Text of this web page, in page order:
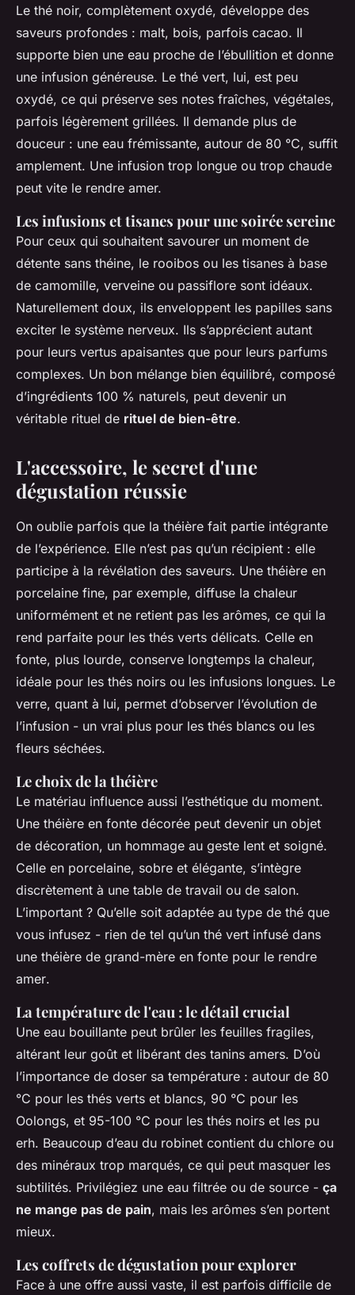
Le thé noir, complètement oxydé, développe des
saveurs profondes : malt, bois, parfois cacao. Il
supporte bien une eau proche de l’ébullition et donne
une infusion généreuse. Le thé vert, lui, est peu
oxydé, ce qui préserve ses notes fraîches, végétales,
parfois légèrement grillées. Il demande plus de
douceur : une eau frémissante, autour de 80 °C, suffit
amplement. Une infusion trop longue ou trop chaude
peut vite le rendre amer.
Les infusions et tisanes pour une soirée sereine
Pour ceux qui souhaitent savourer un moment de
détente sans théine, le rooibos ou les tisanes à base
de camomille, verveine ou passiflore sont idéaux.
Naturellement doux, ils enveloppent les papilles sans
exciter le système nerveux. Ils s’apprécient autant
pour leurs vertus apaisantes que pour leurs parfums
complexes. Un bon mélange bien équilibré, composé
d’ingrédients 100 % naturels, peut devenir un
véritable rituel de rituel de bien-être.
L'accessoire, le secret d'une
dégustation réussie
On oublie parfois que la théière fait partie intégrante
de l’expérience. Elle n’est pas qu’un récipient : elle
participe à la révélation des saveurs. Une théière en
porcelaine fine, par exemple, diffuse la chaleur
uniformément et ne retient pas les arômes, ce qui la
rend parfaite pour les thés verts délicats. Celle en
fonte, plus lourde, conserve longtemps la chaleur,
idéale pour les thés noirs ou les infusions longues. Le
verre, quant à lui, permet d’observer l’évolution de
l’infusion - un vrai plus pour les thés blancs ou les
fleurs séchées.
Le choix de la théière
Le matériau influence aussi l’esthétique du moment.
Une théière en fonte décorée peut devenir un objet
de décoration, un hommage au geste lent et soigné.
Celle en porcelaine, sobre et élégante, s’intègre
discrètement à une table de travail ou de salon.
L’important ? Qu’elle soit adaptée au type de thé que
vous infusez - rien de tel qu’un thé vert infusé dans
une théière de grand-mère en fonte pour le rendre
amer.
La température de l'eau : le détail crucial
Une eau bouillante peut brûler les feuilles fragiles,
altérant leur goût et libérant des tanins amers. D’où
l’importance de doser sa température : autour de 80
°C pour les thés verts et blancs, 90 °C pour les
Oolongs, et 95-100 °C pour les thés noirs et les pu
erh. Beaucoup d’eau du robinet contient du chlore ou
des minéraux trop marqués, ce qui peut masquer les
subtilités. Privilégiez une eau filtrée ou de source - ça
ne mange pas de pain, mais les arômes s’en portent
mieux.
Les coffrets de dégustation pour explorer
Face à une offre aussi vaste, il est parfois difficile de